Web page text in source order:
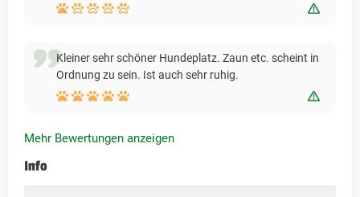
Kleiner sehr schöner Hundeplatz. Zaun etc. scheint in
Ordnung zu sein. Ist auch sehr ruhig.
Mehr Bewertungen anzeigen
Info